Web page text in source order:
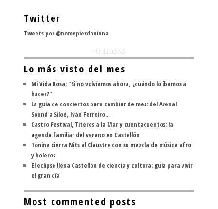
Twitter
Tweets por @nomepierdoniuna
PUBLICIDAD
Lo más visto del mes
Mi Vida Rosa: "Si no volvíamos ahora, ¿cuándo lo íbamos a
hacer?"
La guía de conciertos para cambiar de mes: del Arenal
Sound a Siloé, Iván Ferreiro...
Castro Festival, Títeres a la Mar y cuentacuentos: la
agenda familiar del verano en Castellón
Tonina cierra Nits al Claustre con su mezcla de música afro
y boleros
El eclipse llena Castellón de ciencia y cultura: guía para vivir
el gran día
Most commented posts